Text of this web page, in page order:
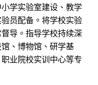
学实验室建设、教学
员配备。将学校实验
导。指导学校持续深
、博物馆、研学基
业院校实训中心等专